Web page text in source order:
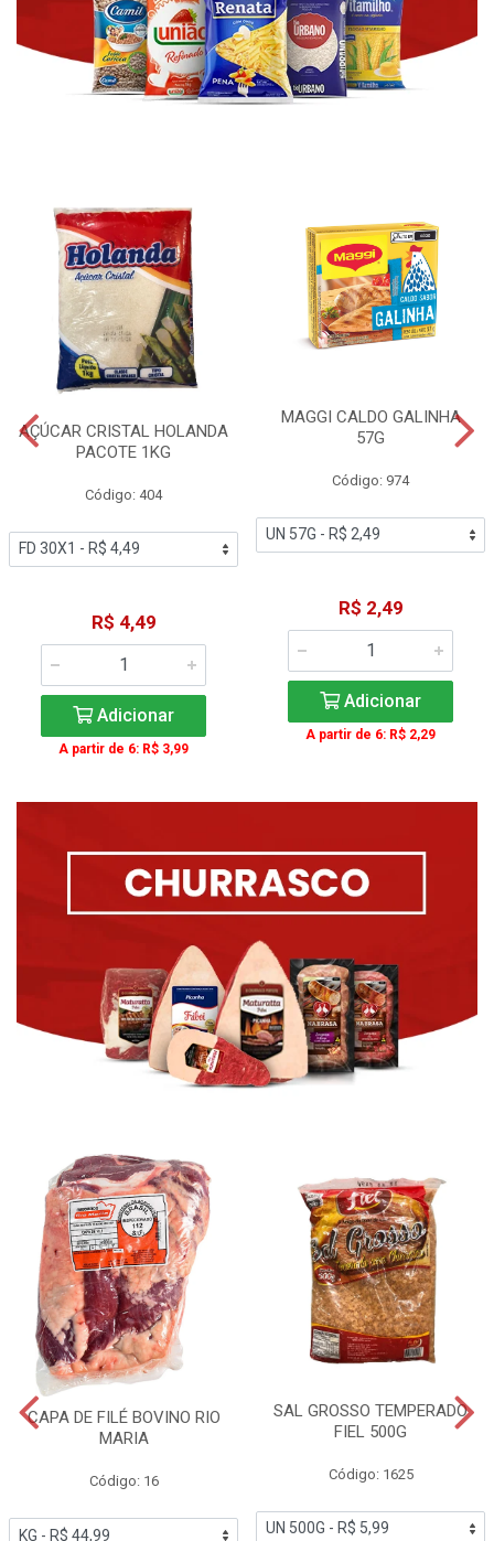
AÇÚCAR CRISTAL HOLANDA
PACOTE 1KG
Código: 404
R$ 4,49
Adicionar
A partir de 6: R$ 3,99
MAGGI CALDO GALINHA
57G
Código: 974
R$ 2,49
Adicionar
A partir de 6: R$ 2,29
CAPA DE FILÉ BOVINO RIO
MARIA
Código: 16
SAL GROSSO TEMPERADO
FIEL 500G
Código: 1625